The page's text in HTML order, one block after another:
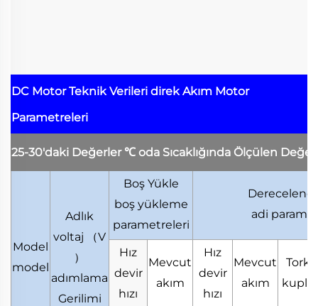
DC Motor Teknik Verileri direk Akım Motor
Parametreleri
25-30'daki Değerler ℃ oda Sıcaklığında Ölçülen
Model
model
Adlık
voltaj
（V
）
adımlama
Gerilimi
Boş Yükle
boş yükleme
parametreleri
adi
Hız
devir
hızı
Mevcut
akım
Hız
devir
hızı
Mevcut
akım
Tork
kupla